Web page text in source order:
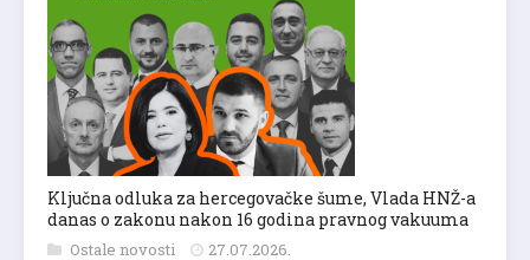
Ključna odluka za hercegovačke šume, Vlada HNŽ-a
danas o zakonu nakon 16 godina pravnog vakuuma
Ostale novosti 27.07.2026.